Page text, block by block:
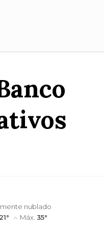
nublado
21° Máx. 35°